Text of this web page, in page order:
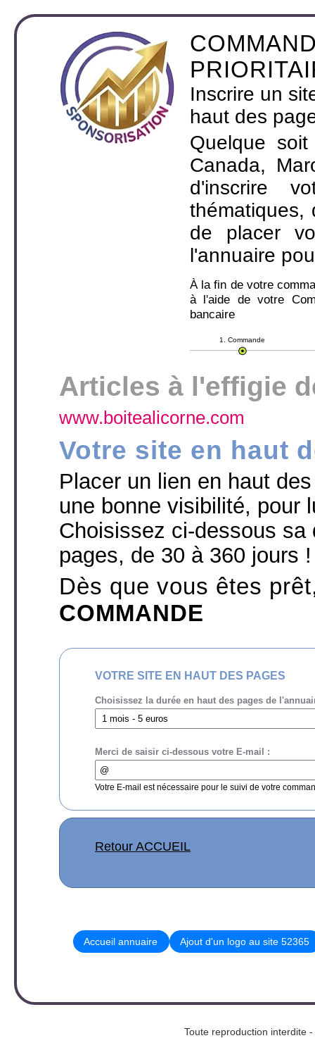
Inscrire un
haut des
Quelque
Canada,
d'inscrire
thématiques,
de placer
l'annuaire
À la fin de votre
à l'aide de votre
bancaire
1. Commande
Articles à l'effigie
www.boitealicorne.com
Votre site en haut
Placer un lien en haut
une bonne visibilité, pour
Choisissez ci-dessous
pages, de 30 à 360 jours !
Dès que vous êtes
COMMANDE
VOTRE SITE EN HAUT DES PAGES
Choisissez la durée en haut des pages de
Merci de saisir ci-dessous votre E-mail :
Votre E-mail est nécessaire pour le suivi de votre
Retour ACCUEIL
Accueil annuaire Ajout d'un logo au site 52365
Toute reproduction interdite